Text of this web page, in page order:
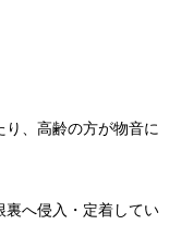
、高齢の方が物音に
裏へ侵入・定着してい